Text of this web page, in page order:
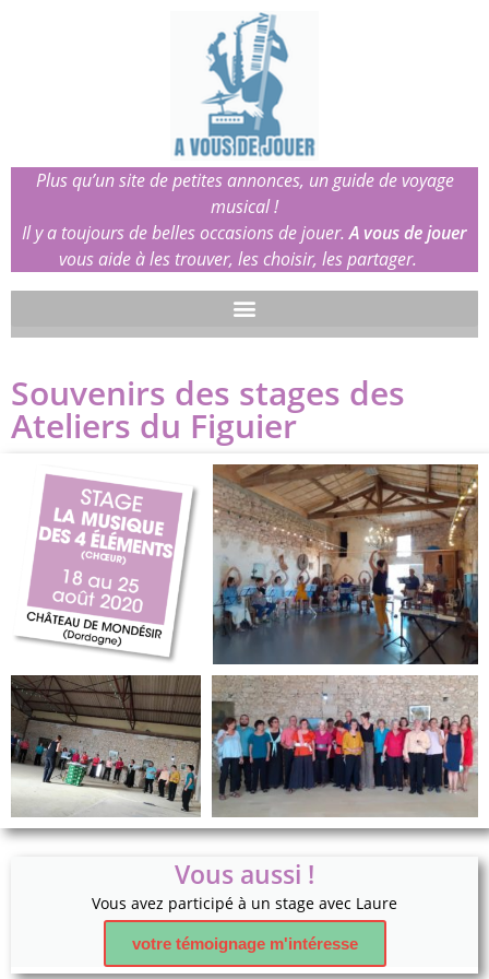
Plus qu’un site de petites annonces, un guide de voyage
musical !
Il y a toujours de belles occasions de jouer.A vous de jouer
vous aide à les trouver, les choisir, les partager.
Souvenirs des stages des
Ateliers du Figuier
Vous aussi !
Vous avez participé à un stage avec Laure
votre témoignage m'intéresse